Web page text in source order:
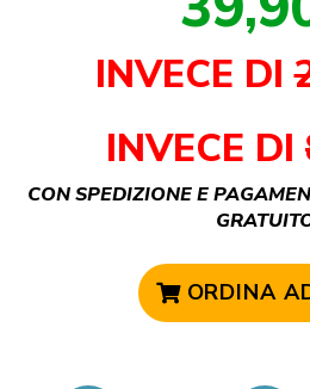
INVECE DI
INVECE DI
CON SPEDIZIONE E
ORDINA